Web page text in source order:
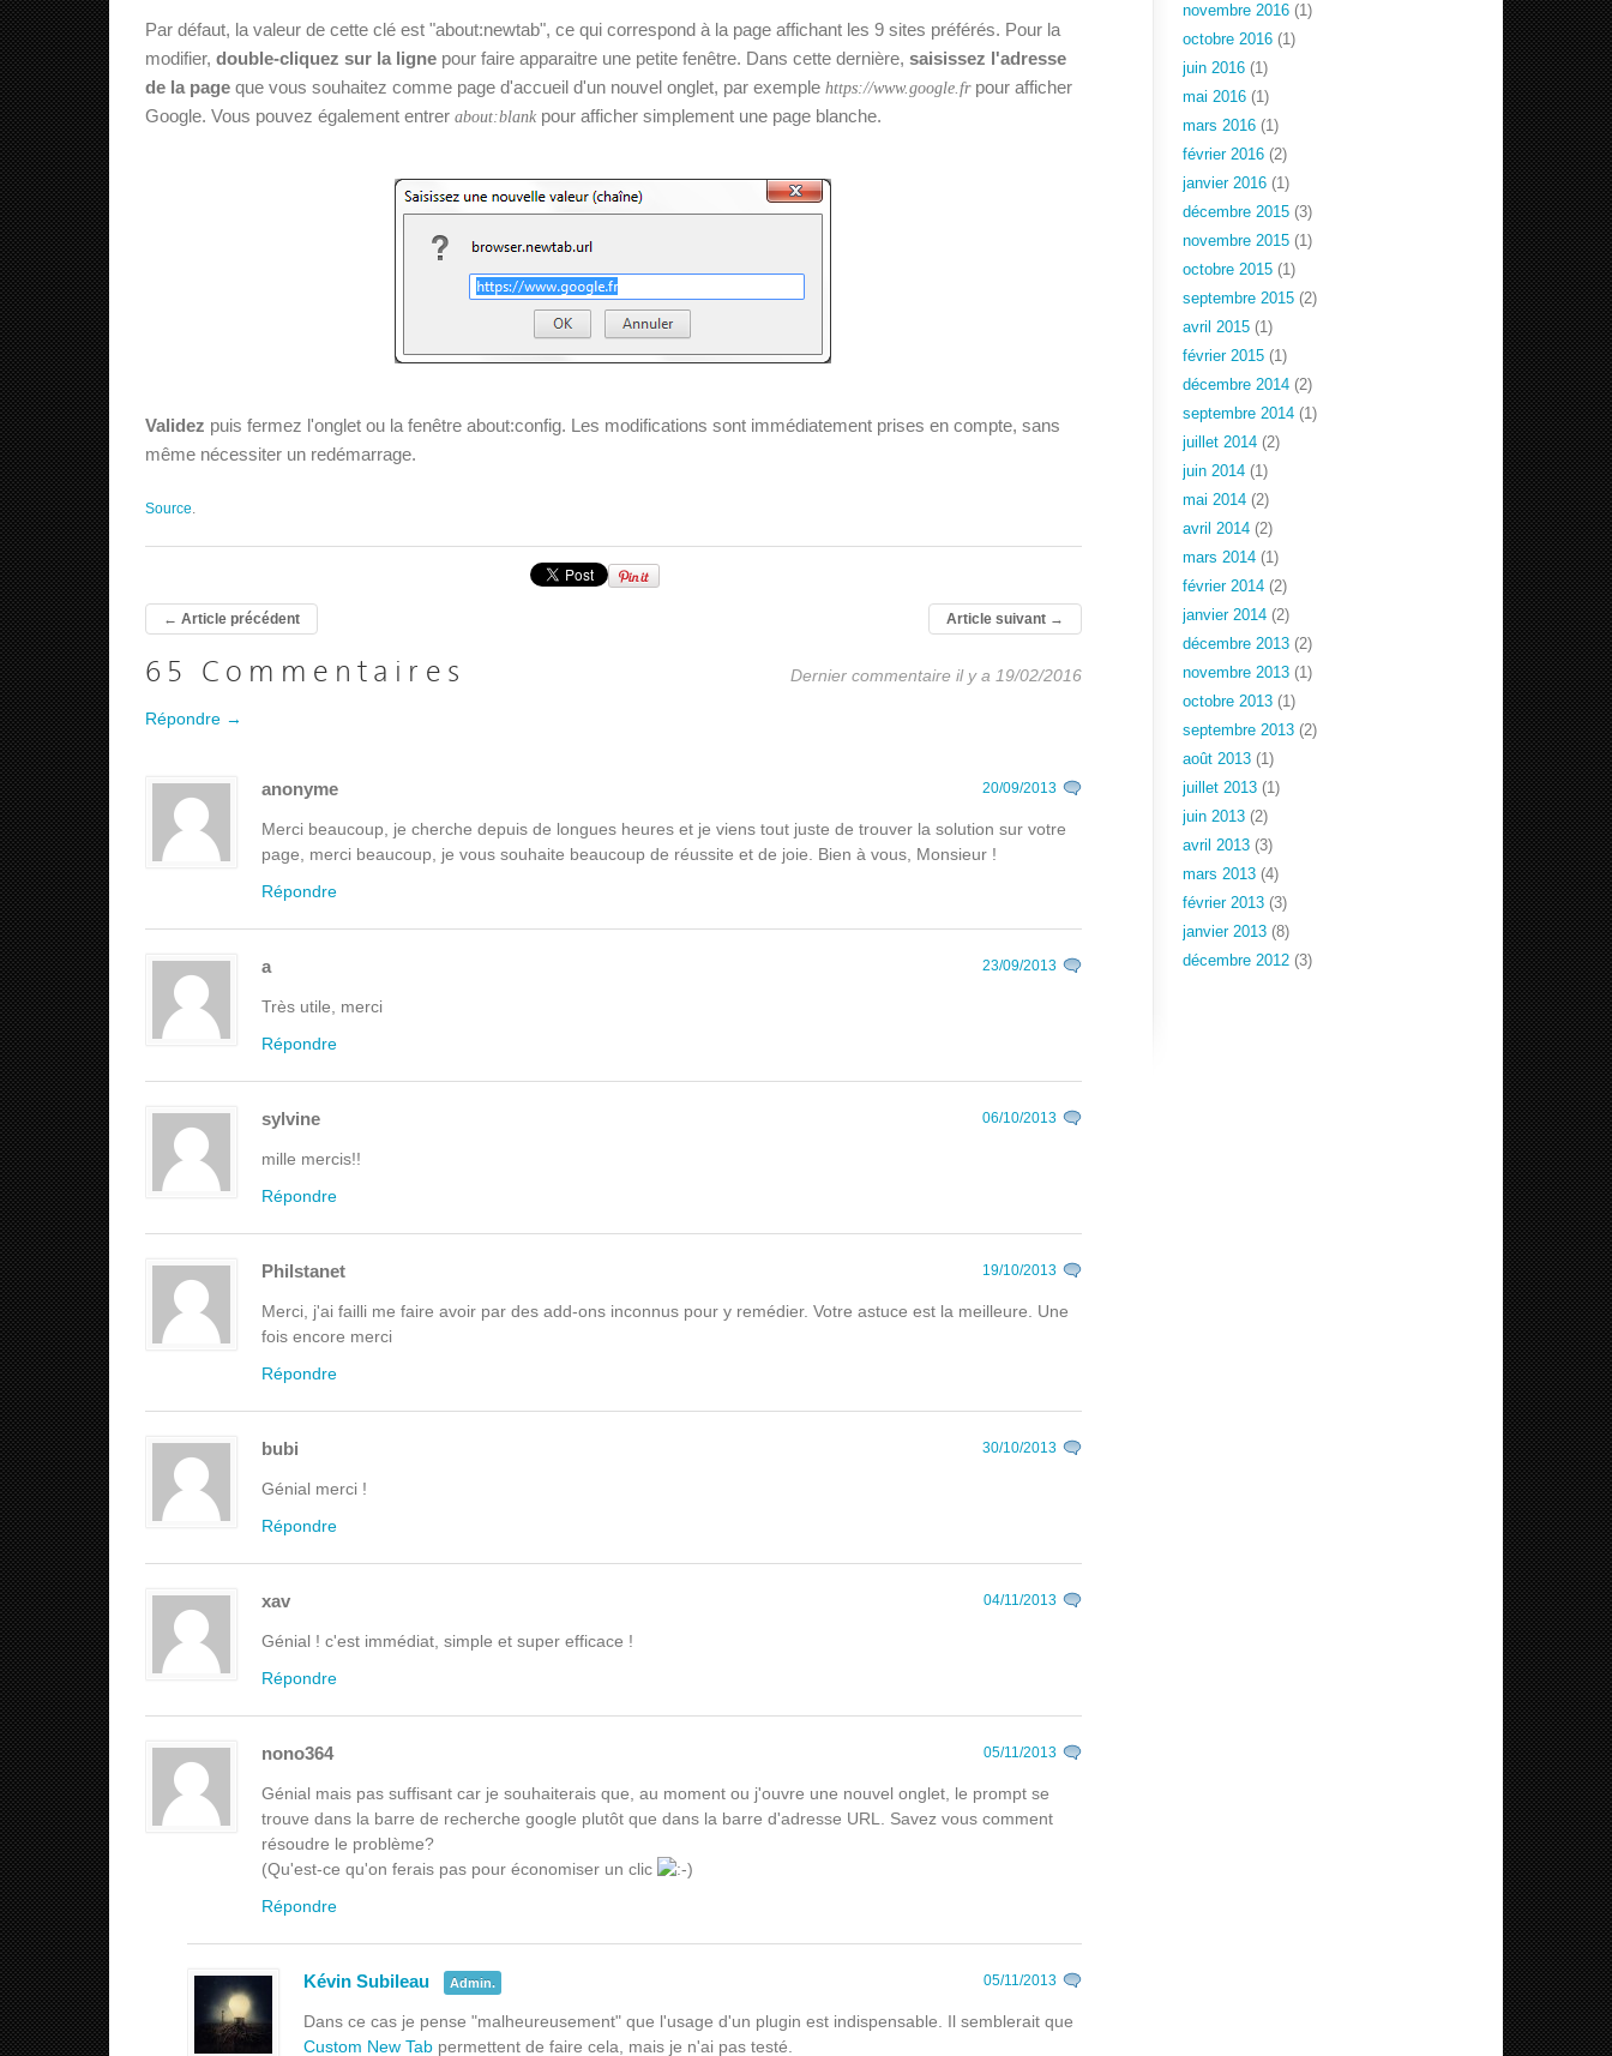
Par défaut, la valeur de cette clé est "about:newtab", ce qui correspond à la page affichant les 9 sites préférés. Pour la
modifier, double-cliquez sur la ligne pour faire apparaitre une petite fenêtre. Dans cette dernière, saisissez l'adresse
de la page que vous souhaitez comme page d'accueil d'un nouvel onglet, par exemple https://www.google.frpour afficher
Google. Vous pouvez également entrer about:blank pour afficher simplement une page blanche.
Validez puis fermez l'onglet ou la fenêtre about:config. Les modifications sont immédiatement prises en compte, sans
même nécessiter un redémarrage.
Source.
← Article précédent Article suivant→
65 Commentaires Dernier commentaire il y a 19/02/2016
Répondre →
anonyme 20/09/2013
Merci beaucoup, je cherche depuis de longues heures et je viens tout juste de trouver la solution sur votre
page, merci beaucoup, je vous souhaite beaucoup de réussite et de joie. Bien à vous, Monsieur !
Répondre
a 23/09/2013
Très utile, merci
Répondre
sylvine 06/10/2013
mille mercis!!
Répondre
Philstanet 19/10/2013
Merci, j'ai failli me faire avoir par des add-ons inconnus pour y remédier. Votre astuce est la meilleure. Une
fois encore merci
Répondre
bubi 30/10/2013
Génial merci !
Répondre
xav 04/11/2013
Génial ! c'est immédiat, simple et super efficace !
Répondre
nono364 05/11/2013
Génial mais pas suffisant car je souhaiterais que, au moment ou j'ouvre une nouvel onglet, le prompt se
trouve dans la barre de recherche google plutôt que dans la barre d'adresse URL. Savez vous comment
résoudre le problème?
(Qu'est-ce qu'on ferais pas pour économiser un clic
Répondre
Kévin Subileau Admin. 05/11/2013
Dans ce cas je pense "malheureusement" que l'usage d'un plugin est indispensable. Il semblerait que
Custom New Tab permettent de faire cela, mais je n'ai pas testé.
novembre 2016 (1)
octobre 2016 (1)
juin 2016 (1)
mai 2016 (1)
mars 2016 (1)
février 2016 (2)
janvier 2016 (1)
décembre 2015 (3)
novembre 2015 (1)
octobre 2015 (1)
septembre 2015 (2)
avril 2015 (1)
février 2015 (1)
décembre 2014 (2)
septembre 2014 (1)
juillet 2014 (2)
juin 2014 (1)
mai 2014 (2)
avril 2014 (2)
mars 2014 (1)
février 2014 (2)
janvier 2014 (2)
décembre 2013 (2)
novembre 2013 (1)
octobre 2013 (1)
septembre 2013 (2)
août 2013 (1)
juillet 2013 (1)
juin 2013 (2)
avril 2013 (3)
mars 2013 (4)
février 2013 (3)
janvier 2013 (8)
décembre 2012 (3)